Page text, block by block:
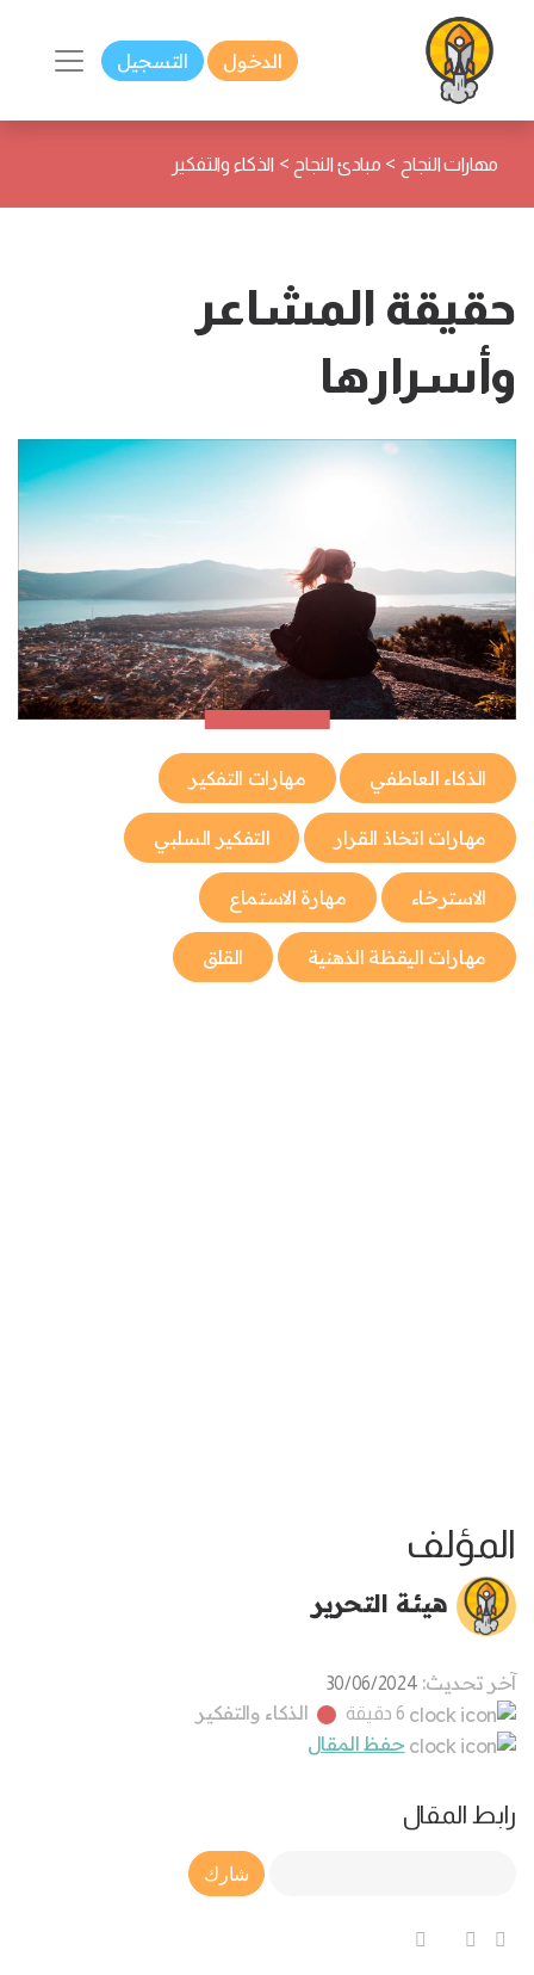
الدخول التسجيل
مهارات النجاح > مبادئ النجاح > الذكاء والتفكير
حقيقة المشاعر
وأسرارها
الذكاء العاطفي مهارات التفكير
مهارات اتخاذ القرار التفكير السلبي
الاسترخاء مهارة الاستماع
مهارات اليقظة الذهنية القلق
المؤلف
هيئة التحرير
آخر تحديث: 30/06/2024
6 دقيقة
الذكاء والتفكير
حفظ المقال
رابط المقال
Article Link
شارك